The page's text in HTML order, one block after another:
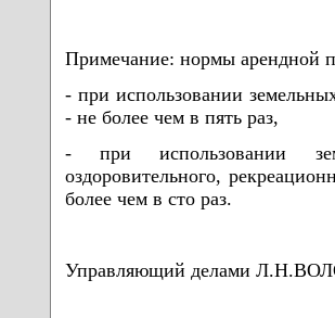
Примечание: нормы арендной
- при использовании
- не более чем в пять раз,
- при использовании
оздоровительного,
более чем в сто раз.
Управляющий делами